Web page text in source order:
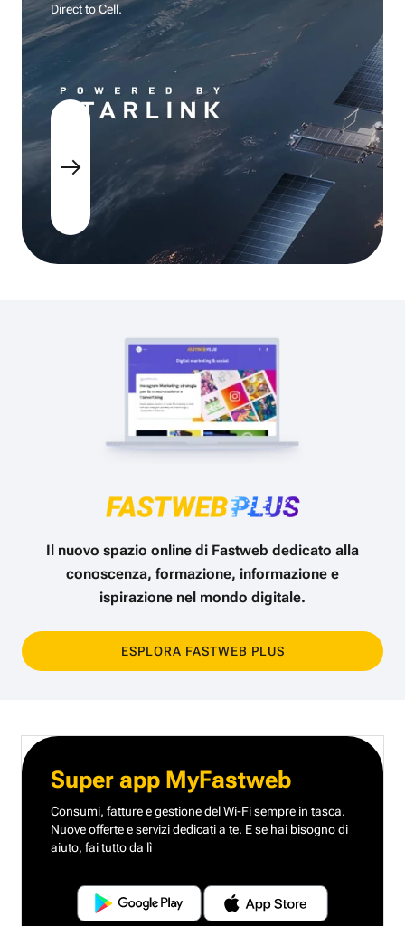
Direct to Cell.
Il nuovo spazio online di Fastweb dedicato alla
conoscenza, formazione, informazione e
ispirazione nel mondo digitale.
ESPLORA FASTWEB PLUS
Super app MyFastweb
Consumi, fatture e gestione del Wi-Fi sempre in tasca.
Nuove offerte e servizi dedicati a te. E se hai bisogno di
aiuto, fai tutto da lì